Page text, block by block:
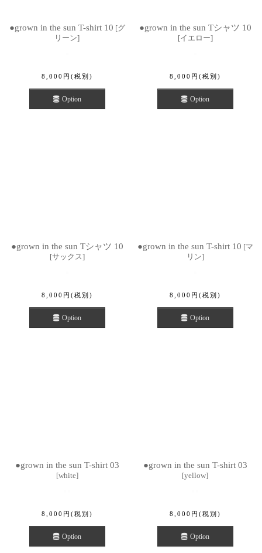
●grown in the sun T-shirt 10 [グ
リーン]
8,000 円 (税別)
Option
●grown in the sun Tシャツ 10
[イエロー]
8,000 円 (税別)
Option
●grown in the sun Tシャツ 10
[サックス]
8,000 円 (税別)
Option
●grown in the sun T-shirt 10 [マ
リン]
8,000 円 (税別)
Option
●grown in the sun T-shirt 03
[white]
8,000 円 (税別)
Option
●grown in the sun T-shirt 03
[yellow]
8,000 円 (税別)
Option